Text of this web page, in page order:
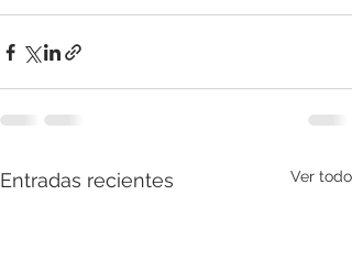
Entradas recientes Ver todo